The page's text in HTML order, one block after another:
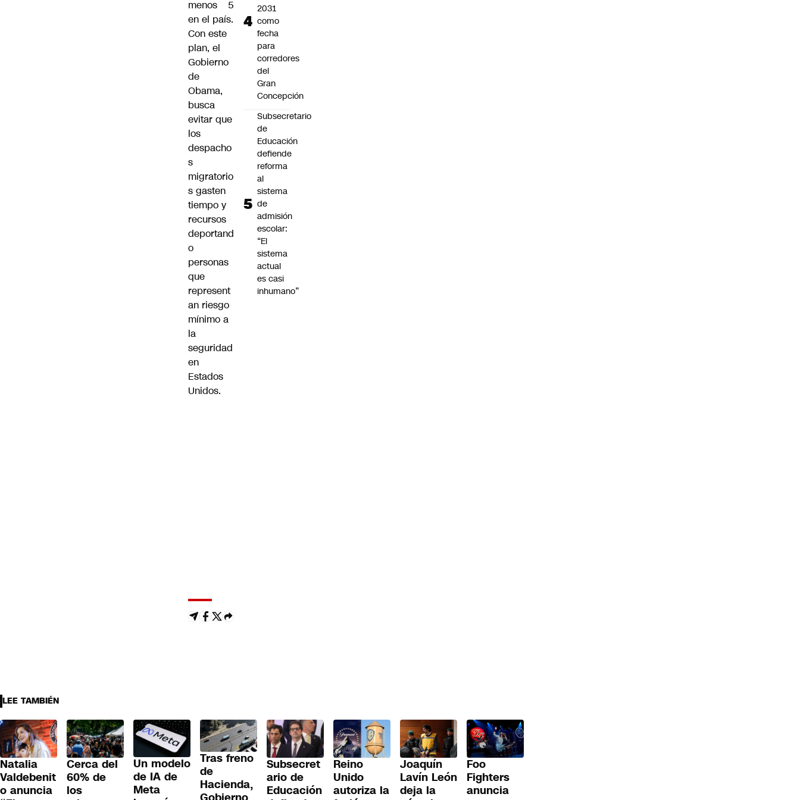
menos 5
en el país.
Con este
plan, el
Gobierno
de
Obama,
busca
evitar que
los
despacho
s
migratorio
s gasten
tiempo y
recursos
deportand
o
personas
que
represent
an riesgo
mínimo a
la
seguridad
en
Estados
Unidos.
2031
como
fecha
para
corredores
del
Gran
Concepción
Subsecretario
de
Educación
defiende
reforma
al
sistema
de
admisión
escolar:
“El
sistema
actual
es casi
inhumano”
LEE TAMBIÉN
Natalia
Valdebenit
o anuncia
Cerca del
60% de
los
Un modelo
de IA de
Meta
Tras freno
de
Hacienda,
Subsecret
ario de
Educación
Reino
Unido
autoriza la
Joaquín
Lavín León
deja la
Foo
Fighters
anuncia